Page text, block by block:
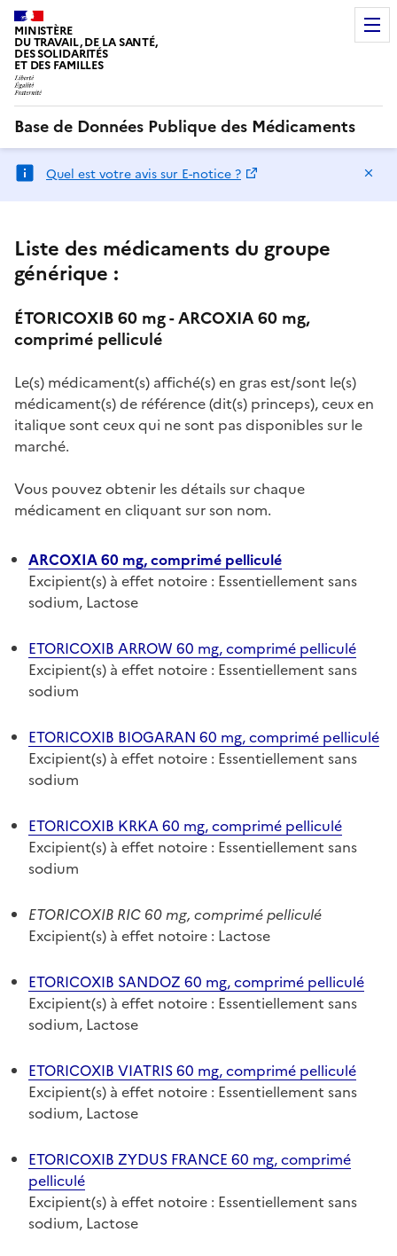
MINISTÈRE
DU TRAVAIL, DE LA SANTÉ,
DES SOLIDARITÉS
ET DES FAMILLES
Base de Données Publique des Médicaments
Quel est votre avis sur E-notice ?
Liste des médicaments du groupe
générique :
ÉTORICOXIB 60 mg - ARCOXIA 60 mg,
comprimé pelliculé
Le(s) médicament(s) affiché(s) en gras est/sont le(s)
médicament(s) de référence (dit(s) princeps), ceux en
italique sont ceux qui ne sont pas disponibles sur le
marché.
Vous pouvez obtenir les détails sur chaque
médicament en cliquant sur son nom.
ARCOXIA 60 mg, comprimé pelliculé
Excipient(s) à effet notoire : Essentiellement sans
sodium, Lactose
ETORICOXIB ARROW 60 mg, comprimé pelliculé
Excipient(s) à effet notoire : Essentiellement sans
sodium
ETORICOXIB BIOGARAN 60 mg, comprimé pelliculé
Excipient(s) à effet notoire : Essentiellement sans
sodium
ETORICOXIB KRKA 60 mg, comprimé pelliculé
Excipient(s) à effet notoire : Essentiellement sans
sodium
ETORICOXIB RIC 60 mg, comprimé pelliculé
Excipient(s) à effet notoire : Lactose
ETORICOXIB SANDOZ 60 mg, comprimé pelliculé
Excipient(s) à effet notoire : Essentiellement sans
sodium, Lactose
ETORICOXIB VIATRIS 60 mg, comprimé pelliculé
Excipient(s) à effet notoire : Essentiellement sans
sodium, Lactose
ETORICOXIB ZYDUS FRANCE 60 mg, comprimé
pelliculé
Excipient(s) à effet notoire : Essentiellement sans
sodium, Lactose